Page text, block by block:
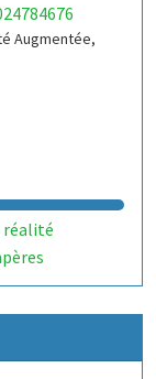
Augmentée,
réalité